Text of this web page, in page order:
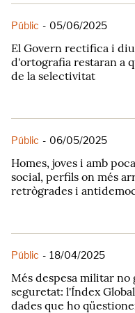
Públic - 05/06/2025
El Govern rectifica i
d'ortografia restaran a
de la selectivitat
Públic - 06/05/2025
Homes, joves i amb
social, perfils on més
retrògrades i
Públic - 18/04/2025
Més despesa militar no
seguretat: l'Índex
dades que ho